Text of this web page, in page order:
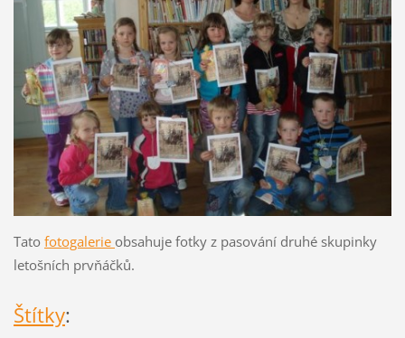
Tato fotogalerie obsahuje fotky z pasování druhé skupinky
letošních prvňáčků.
Štítky: